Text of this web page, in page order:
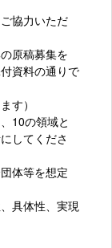
協力いただ
原稿募集を
資料の通りで
す）
10の領域と
してくださ
体等を想定
具体性、実現